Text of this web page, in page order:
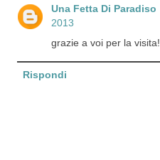
Una Fetta Di Paradiso
2013
grazie a voi per la visita!
Rispondi